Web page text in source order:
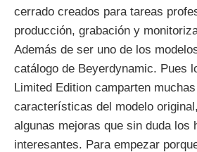
cerrado creados para tareas
producción, grabación y
Además de ser uno de los
catálogo de Beyerdynamic. Pues
Limited Edition camparten
características del modelo
algunas mejoras que sin duda los
interesantes. Para empezar